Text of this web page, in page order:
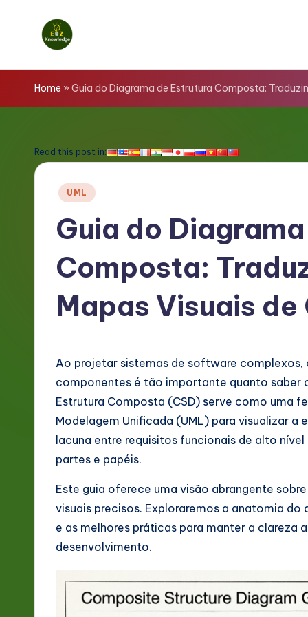
E
z
n
rt
Home » Guia do Diagrama de Estrutura Composta:
Read this post in:
Posted
UML
Guia do
Composta:
Mapas Visuais
Ao projetar sistemas de software
componentes é tão importante quanto saber
Estrutura Composta (CSD) serve como uma
Modelagem Unificada (UML) para visualizar
lacuna entre requisitos funcionais de alto
partes e papéis.
Este guia oferece uma visão abrangente
visuais precisos. Exploraremos a anatomia
e as melhores práticas para manter a clareza
desenvolvimento.